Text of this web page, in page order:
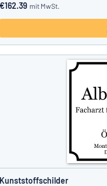
€162.39 mit MwSt.
Kunststoffschilder